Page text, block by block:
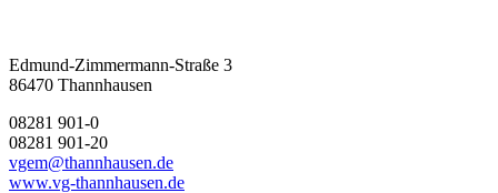
Edmund-Zimmermann-Straße 3
86470 Thannhausen
08281 901-0
08281 901-20
vgem@thannhausen.de
www.vg-thannhausen.de